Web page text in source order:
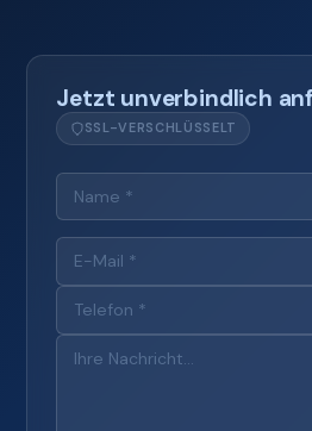
Jetzt unverbindlich
SSL-VERSCHLÜSSELT